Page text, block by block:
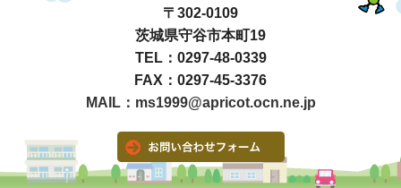
〒302-0109
茨城県守谷市本町19
TEL：0297-48-0339
FAX：0297-45-3376
MAIL：ms1999@apricot.ocn.ne.jp